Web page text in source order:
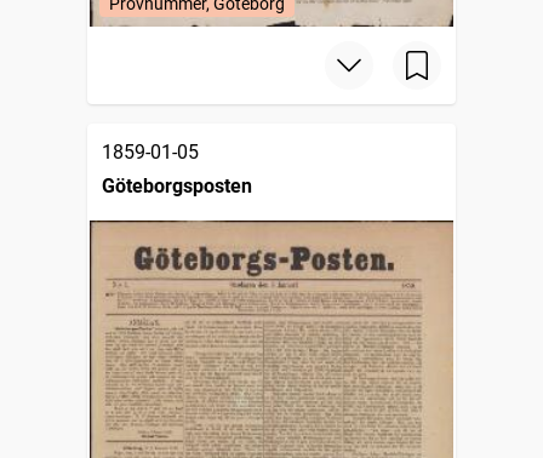
Provnummer, Göteborg
1859-01-05
Göteborgsposten